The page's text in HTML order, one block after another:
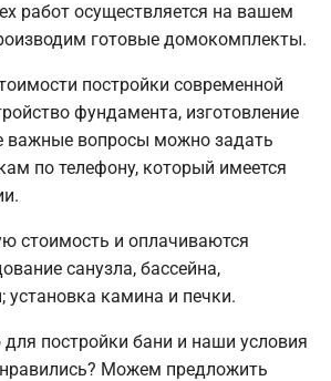
работ осуществляется на вашем
готовые домокомплекты.
постройки современной
фундамента, изготовление
важные вопросы можно задать
по телефону, который имеется
стоимость и оплачиваются
санузла, бассейна,
установка камина и печки.
постройки бани и наши условия
Можем предложить